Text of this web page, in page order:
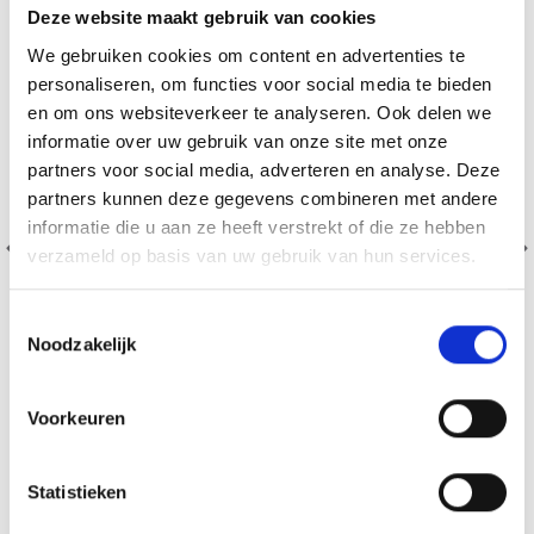
Deze website maakt gebruik van cookies
We gebruiken cookies om content en advertenties te
personaliseren, om functies voor social media te bieden
en om ons websiteverkeer te analyseren. Ook delen we
informatie over uw gebruik van onze site met onze
partners voor social media, adverteren en analyse. Deze
partners kunnen deze gegevens combineren met andere
informatie die u aan ze heeft verstrekt of die ze hebben
verzameld op basis van uw gebruik van hun services.
Noodzakelijk
Voorkeuren
Statistieken
BORDUURPAKKET DRAKENBLOEM 40 X 80 CM
EUR 29.60
Économisez jusqu'à 50 %
Soyez le premier à connaître nos soldes et